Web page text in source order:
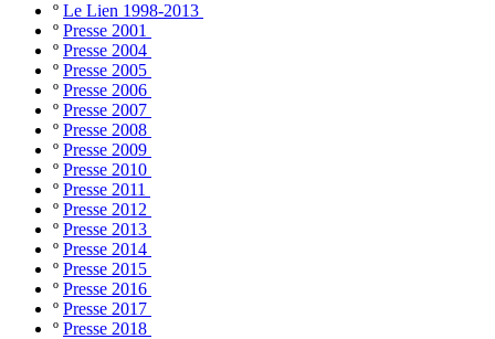
º Le Lien 1998-2013
º Presse 2001
º Presse 2004
º Presse 2005
º Presse 2006
º Presse 2007
º Presse 2008
º Presse 2009
º Presse 2010
º Presse 2011
º Presse 2012
º Presse 2013
º Presse 2014
º Presse 2015
º Presse 2016
º Presse 2017
º Presse 2018